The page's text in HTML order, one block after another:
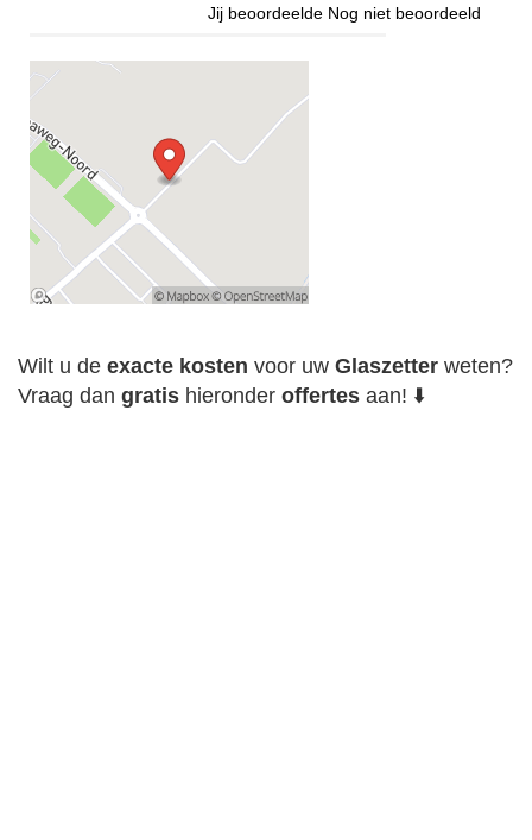
Jij beoordeelde Nog niet beoordeeld
Wilt u de exacte kosten voor uw Glaszetter weten?
Vraag dan gratis hieronder offertes aan! ⬇️